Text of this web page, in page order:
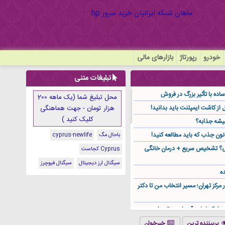
خودرو رپورتاژ بازارهای مالی
با تأثیر بزرگ در فروش
جذابه؟
جذب که باید مطالعه کنید!
تشخیص سریع + درمان خانگی
مرکز تهران؛ مسیر انتخاب من تا دکتر
کجا باید آن را مستقیم از
تبلیغات متنی
محل تبلیغ شما (یک ماهه 200
هزار تومان - جهت هماهنگی
کلیک کنید )
باحال مگ
cyprus-newlife
Cyprus کجاست
سیگنال ارز دیجیتال
سیگنال فیوچرز